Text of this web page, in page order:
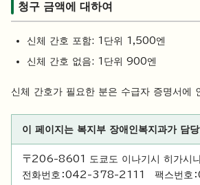
청구 금액에 대하여
신체 간호 포함: 1단위 1,500엔
신체 간호 없음: 1단위 900엔
신체 간호가 필요한 분은 수급자 증명서에
이 페이지는 복지부 장애인복지과가 담
〒206-8601 도쿄도 이나기시 히가시
전화번호：042-378-2111 팩스번